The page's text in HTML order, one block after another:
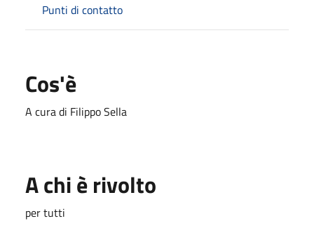
Punti di contatto
Cos'è
A cura di Filippo Sella
A chi è rivolto
per tutti